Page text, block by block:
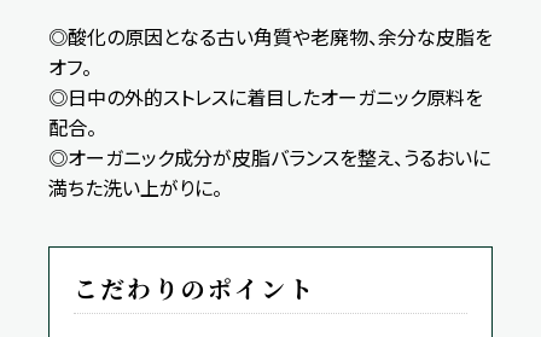
◎酸化の原因となる古い角質や老廃物、余分な皮脂を
オフ。
◎日中の外的ストレスに着目したオーガニック原料を
配合。
◎オーガニック成分が皮脂バランスを整え、うるおいに
満ちた洗い上がりに。
こだわりのポイント